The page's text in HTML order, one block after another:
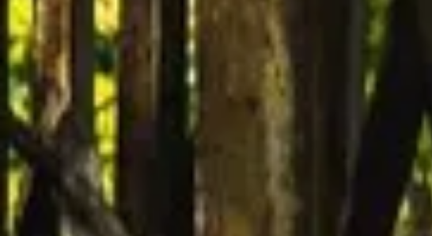
Champagne Pommery
Champagne Taittinger
Champagne Veuve Clicquot
Pressoria
Topbestemmingen
Alle overnachtingen op een wijngaard
Topbestemmingen
Alle overnachtingen op een wijngaard